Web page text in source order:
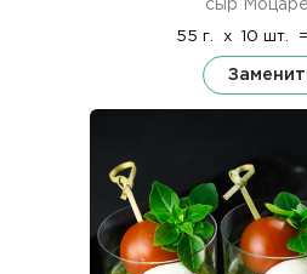
сыр
55 г. x 10 шт. =